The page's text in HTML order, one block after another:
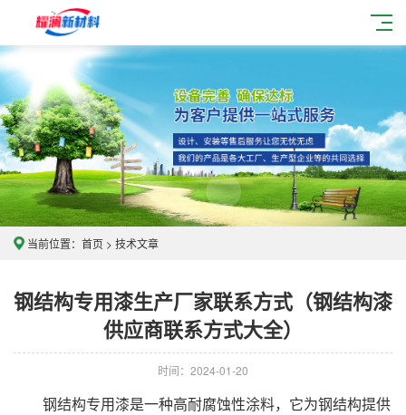
当前位置： 首页 > 技术文章
钢结构专用漆生产厂家联系方式（钢结构漆
供应商联系方式大全）
时间：2024-01-20
钢结构专用漆是一种高耐腐蚀性涂料，它为钢结构提供